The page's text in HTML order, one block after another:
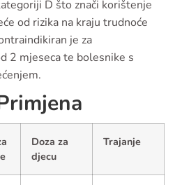
D što znači korištenje
od rizika na kraju trudnoće
je za
2 mjeseca te bolesnike s
Doza za
djecu
Trajanje